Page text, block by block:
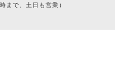
まで、土日も営業）